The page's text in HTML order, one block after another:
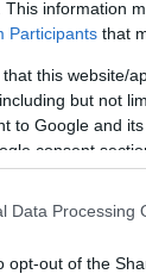
This information
Participants that
that this website/
but not
to Google and
consent
Data Processing
opt-out of the
nyúl, egy
egy